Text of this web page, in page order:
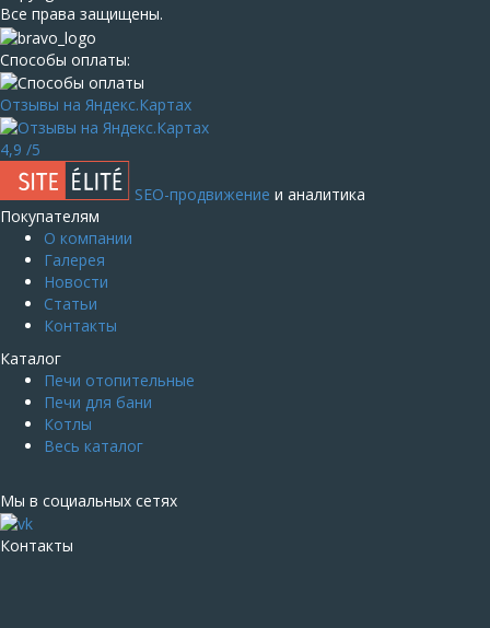
Все права защищены.
Способы оплаты:
Отзывы на Яндекс.Картах
4,9 /5
SEO-продвижение и аналитика
Покупателям
О компании
Галерея
Новости
Статьи
Контакты
Каталог
Печи отопительные
Печи для бани
Котлы
Весь каталог
Мы в социальных сетях
Контакты